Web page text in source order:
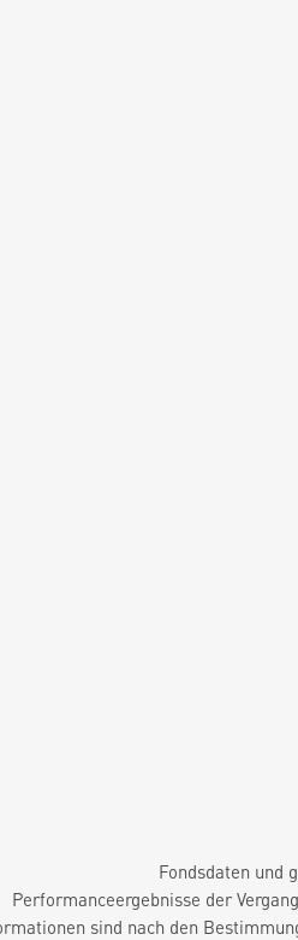
Fondsdaten und
Performanceergebnisse der
sind nach den